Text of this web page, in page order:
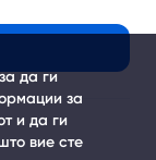
да ги
за
и да ги
вие сте